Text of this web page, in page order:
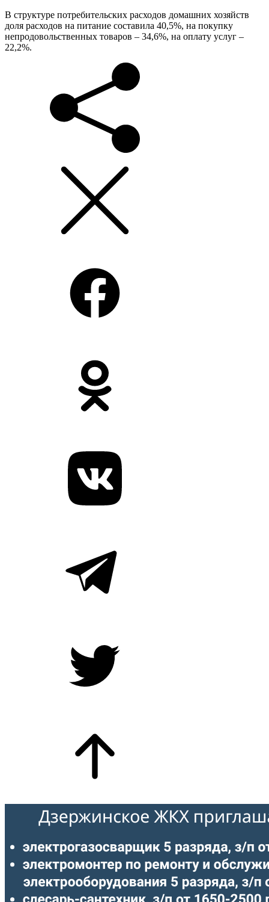
В структуре потребительских расходов домашних хозяйств
доля расходов на питание составила 40,5%, на покупку
непродовольственных товаров – 34,6%, на оплату услуг –
22,2%.